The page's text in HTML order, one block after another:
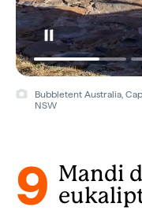
Bubbletent Australia,
NSW
9 Mandi